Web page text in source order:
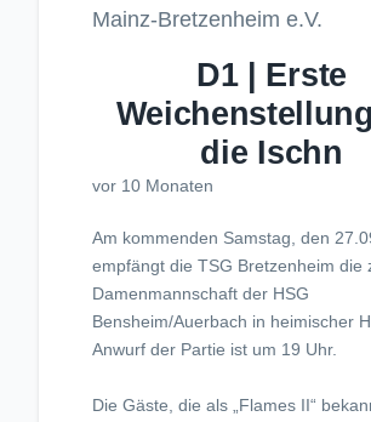
Mainz-Bretzenheim e.V.
D1 | Erste
die Ischn
vor 10 Monaten
Am kommenden Samstag, den
empfängt die TSG Bretzenheim die
Damenmannschaft der HSG
Bensheim/Auerbach in heimischer
Anwurf der Partie ist um 19 Uhr.
Die Gäste, die als „Flames II“